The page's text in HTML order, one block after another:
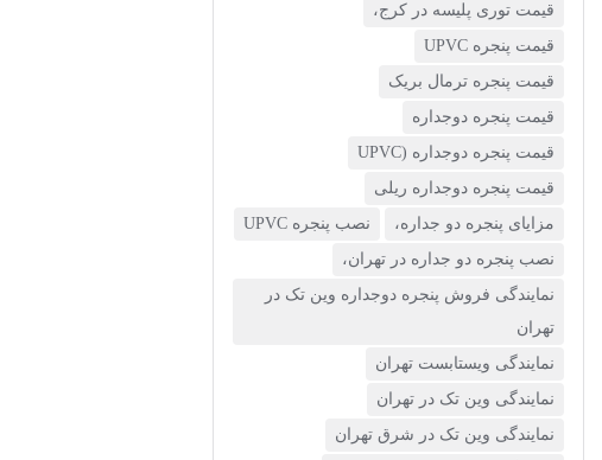
قیمت توری پلیسه در کرج،
قیمت پنجره UPVC
قیمت پنجره ترمال بریک
قیمت پنجره دوجداره
قیمت پنجره دوجداره (UPVC
قیمت پنجره دوجداره ریلی
مزایای پنجره دو جداره،
نصب پنجره UPVC
نصب پنجره دو جداره در تهران،
نمایندگی فروش پنجره دوجداره وین تک در
تهران
نمایندگی ویستابست تهران
نمایندگی وین تک در تهران
نمایندگی وین تک در شرق تهران